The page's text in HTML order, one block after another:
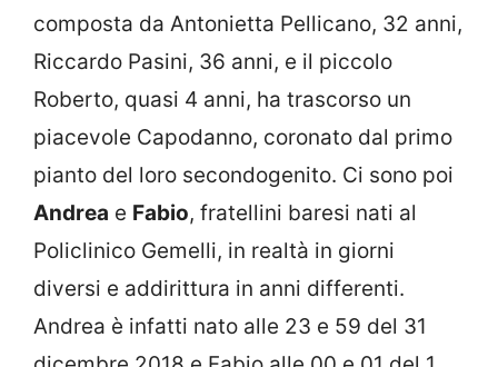
composta da Antonietta Pellicano, 32 anni,
Riccardo Pasini, 36 anni, e il piccolo
Roberto, quasi 4 anni, ha trascorso un
piacevole Capodanno, coronato dal primo
pianto del loro secondogenito. Ci sono poi
Andrea e Fabio, fratellini baresi nati al
Policlinico Gemelli, in realtà in giorni
diversi e addirittura in anni differenti.
Andrea è infatti nato alle 23 e 59 del 31